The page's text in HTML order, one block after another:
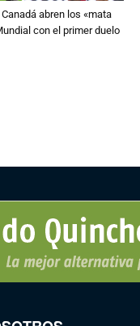
abren los «mata
con el primer duelo